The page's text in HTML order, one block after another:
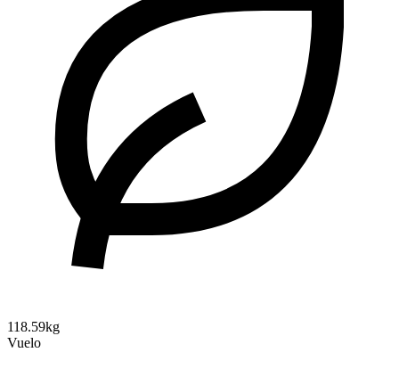
118.59kg
Vuelo